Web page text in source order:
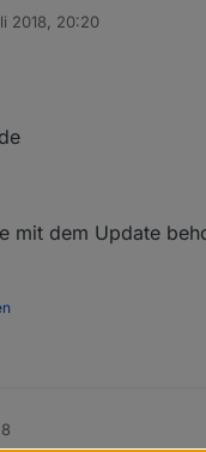
2018, 20:20
mit dem Update